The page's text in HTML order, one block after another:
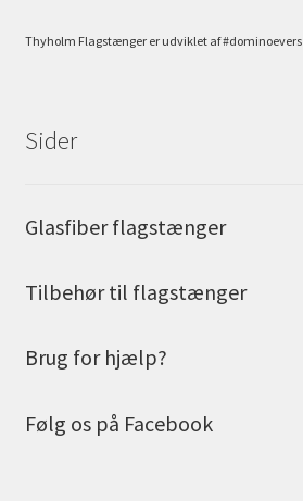
Thyholm Flagstænger er udviklet af #dominoevers
Sider
Glasfiber flagstænger
Tilbehør til flagstænger
Brug for hjælp?
Følg os på Facebook